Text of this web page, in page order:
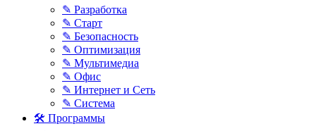
✎ Разработка
✎ Старт
✎ Безопасность
✎ Оптимизация
✎ Мультимедиа
✎ Офис
✎ Интернет и Сеть
✎ Система
🛠 Программы